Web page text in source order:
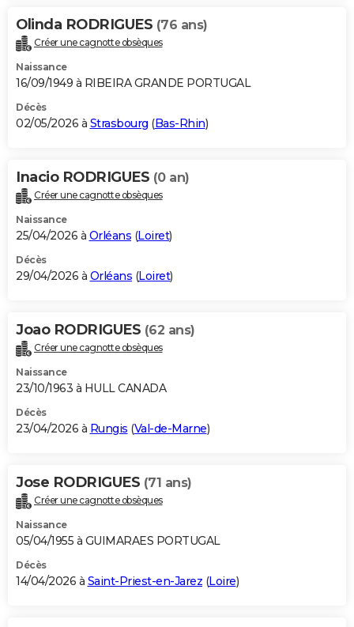
Olinda RODRIGUES (76 ans)
Créer une cagnotte obsèques
Naissance
16/09/1949 à RIBEIRA GRANDE PORTUGAL
Décès
02/05/2026 à Strasbourg (Bas-Rhin)
Inacio RODRIGUES (0 an)
Créer une cagnotte obsèques
Naissance
25/04/2026 à Orléans (Loiret)
Décès
29/04/2026 à Orléans (Loiret)
Joao RODRIGUES (62 ans)
Créer une cagnotte obsèques
Naissance
23/10/1963 à HULL CANADA
Décès
23/04/2026 à Rungis (Val-de-Marne)
Jose RODRIGUES (71 ans)
Créer une cagnotte obsèques
Naissance
05/04/1955 à GUIMARAES PORTUGAL
Décès
14/04/2026 à Saint-Priest-en-Jarez (Loire)